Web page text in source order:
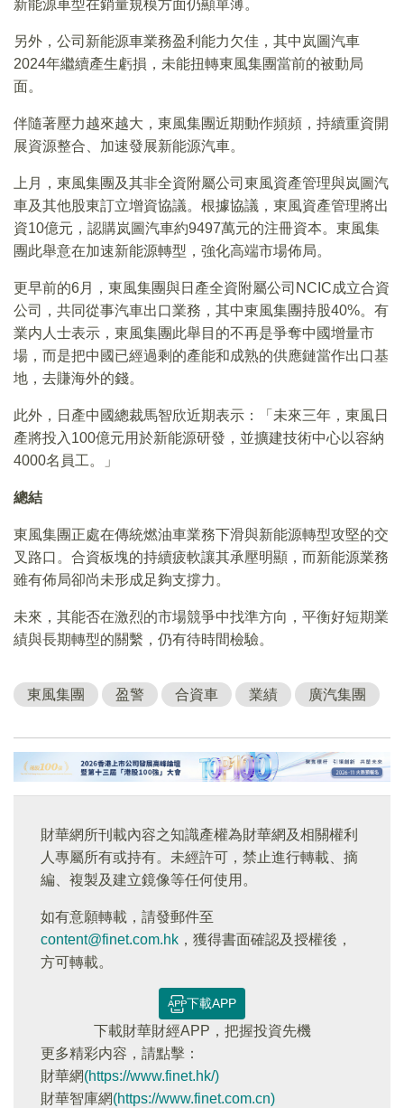
新能源車型在銷量規模方面仍顯單薄。
另外，公司新能源車業務盈利能力欠佳，其中岚圖汽車
2024年繼續產生虧損，未能扭轉東風集團當前的被動局
面。
伴隨著壓力越來越大，東風集團近期動作頻頻，持續重資開
展資源整合、加速發展新能源汽車。
上月，東風集團及其非全資附屬公司東風資產管理與岚圖汽
車及其他股東訂立增資協議。根據協議，東風資產管理將出
資10億元，認購岚圖汽車約9497萬元的注冊資本。東風集
團此舉意在加速新能源轉型，強化高端市場佈局。
更早前的6月，東風集團與日產全資附屬公司NCIC成立合資
公司，共同從事汽車出口業務，其中東風集團持股40%。有
業内人士表示，東風集團此舉目的不再是爭奪中國增量市
場，而是把中國已經過剩的產能和成熟的供應鏈當作出口基
地，去賺海外的錢。
此外，日產中國總裁馬智欣近期表示：「未來三年，東風日
產將投入100億元用於新能源研發，並擴建技術中心以容納
4000名員工。」
總結
東風集團正處在傳統燃油車業務下滑與新能源轉型攻堅的交
叉路口。合資板塊的持續疲軟讓其承壓明顯，而新能源業務
雖有佈局卻尚未形成足夠支撐力。
未來，其能否在激烈的市場競爭中找準方向，平衡好短期業
績與長期轉型的關繫，仍有待時間檢驗。
東風集團 盈警 合資車 業績 廣汽集團
財華網所刊載內容之知識產權為財華網及相關權利
人專屬所有或持有。未經許可，禁止進行轉載、摘
編、複製及建立鏡像等任何使用。
如有意願轉載，請發郵件至
content@finet.com.hk ，獲得書面確認及授權後，
方可轉載。
下載APP
下載財華財經APP，把握投資先機
更多精彩内容，請點擊：
財華網(https://www.finet.hk/)
財華智庫網(https://www.finet.com.cn)